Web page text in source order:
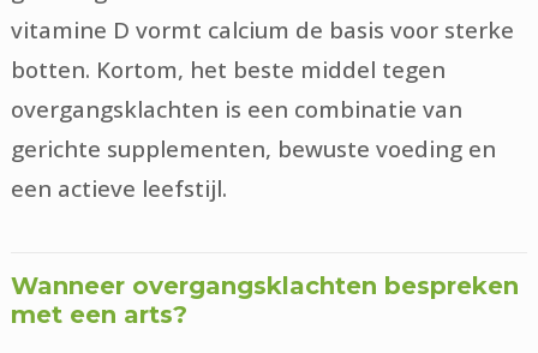
vitamine D vormt calcium de basis voor sterke
botten. Kortom, het beste middel tegen
overgangsklachten is een combinatie van
gerichte supplementen, bewuste voeding en
een actieve leefstijl.
Wanneer overgangsklachten bespreken
met een arts?